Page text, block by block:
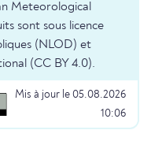
Meteorological
sont sous licence
(NLOD) et
(CC BY 4.0).
Mis à jour le 05.08.2026
10:06